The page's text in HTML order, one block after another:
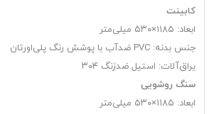
کابینت
ابعاد: ۱۱۸۵×۵۳۰ میلی‌متر
جنس بدنه: PVC ضدآب با پوشش رنگ پلی‌اورتان
یراق‌آلات: استیل ضدزنگ ۳۰۴
سنگ روشویی
ابعاد: ۱۱۸۵×۵۳۰ میلی‌متر